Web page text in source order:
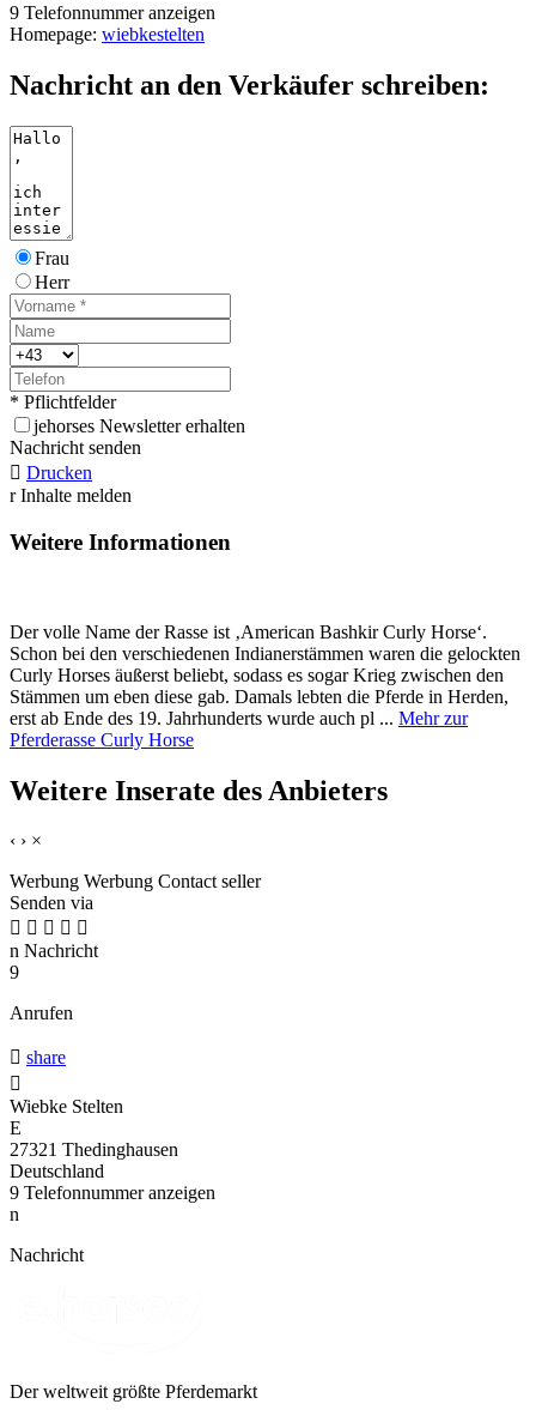
9 Telefonnummer anzeigen
Homepage: wiebkestelten
Nachricht an den Verkäufer schreiben:
Frau
Herr
* Pflichtfelder
jehorses Newsletter erhalten
Nachricht senden
 Drucken
r Inhalte melden
Weitere Informationen
Der volle Name der Rasse ist ‚American Bashkir Curly Horse‘.
Schon bei den verschiedenen Indianerstämmen waren die gelockten
Curly Horses äußerst beliebt, sodass es sogar Krieg zwischen den
Stämmen um eben diese gab. Damals lebten die Pferde in Herden,
erst ab Ende des 19. Jahrhunderts wurde auch pl ... Mehr zur
Pferderasse Curly Horse
Weitere Inserate des Anbieters
‹ › ×
Werbung Werbung Contact seller
Senden via
    
n Nachricht
9
Anrufen
 share

Wiebke Stelten
E
27321 Thedinghausen
Deutschland
9 Telefonnummer anzeigen
n
Nachricht
Der weltweit größte Pferdemarkt